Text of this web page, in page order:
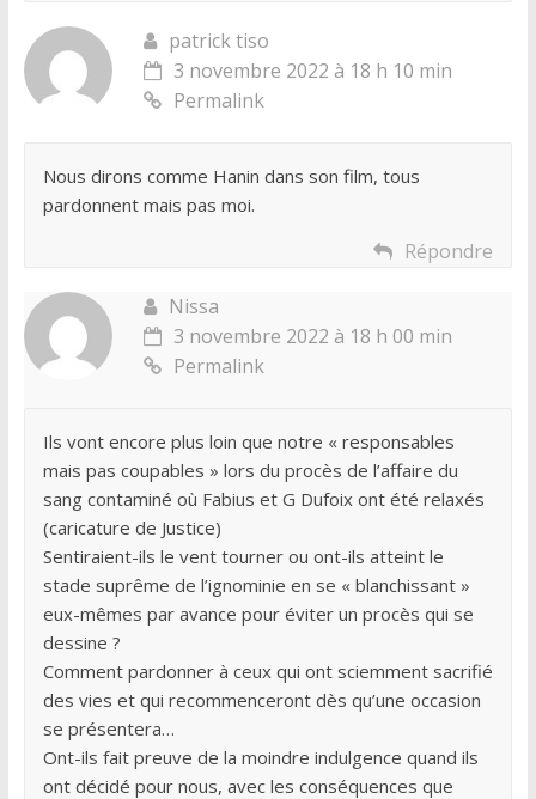
patrick tiso
3 novembre 2022 à 18 h 10 min
Permalink
Nous dirons comme Hanin dans son film, tous
pardonnent mais pas moi.
Répondre
Nissa
3 novembre 2022 à 18 h 00 min
Permalink
Ils vont encore plus loin que notre « responsables
mais pas coupables » lors du procès de l’affaire du
sang contaminé où Fabius et G Dufoix ont été relaxés
(caricature de Justice)
Sentiraient-ils le vent tourner ou ont-ils atteint le
stade suprême de l’ignominie en se « blanchissant »
eux-mêmes par avance pour éviter un procès qui se
dessine ?
Comment pardonner à ceux qui ont sciemment sacrifié
des vies et qui recommenceront dès qu’une occasion
se présentera…
Ont-ils fait preuve de la moindre indulgence quand ils
ont décidé pour nous, avec les conséquences que